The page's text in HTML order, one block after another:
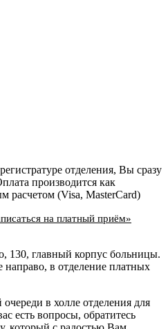
отделения, Вы сразу
производится как
расчетом (Visa, MasterCard)
на платный приём»
130, главный корпус больницы.
в отделение платных
в холле отделения для
есть вопросы, обратитесь